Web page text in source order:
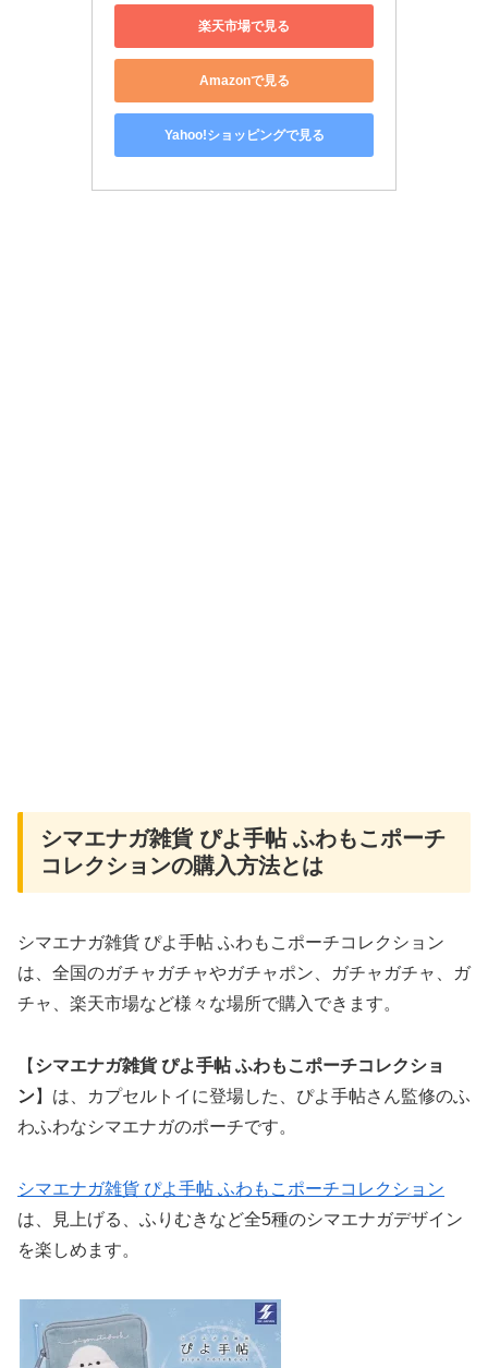
楽天市場で見る
Amazonで見る
Yahoo!ショッピングで見る
シマエナガ雑貨 ぴよ手帖 ふわもこポーチ
コレクションの購入方法とは
シマエナガ雑貨 ぴよ手帖 ふわもこポーチコレクション
は、全国のガチャガチャやガチャポン、ガチャガチャ、ガ
チャ、楽天市場など様々な場所で購入できます。
【 シマエナガ雑貨 ぴよ手帖 ふわもこポーチコレクショ
ン】は、カプセルトイに登場した、ぴよ手帖さん監修のふ
わふわなシマエナガのポーチです。
シマエナガ雑貨 ぴよ手帖 ふわもこポーチコレクション
は、見上げる、ふりむきなど全5種のシマエナガデザイン
を楽しめます。